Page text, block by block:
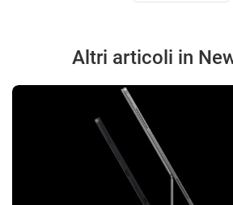
Altri articoli in